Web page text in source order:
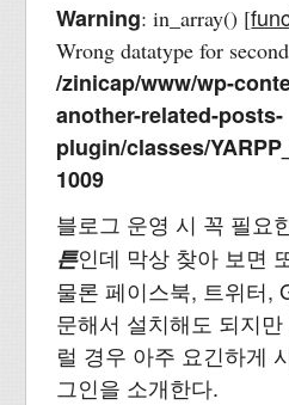
Warning: in_array() [
Wrong datatype for
/zinicap/www/wp-
another-related-posts-
plugin/classes/
1009
블로그 운영 시 꼭 필요
튼인데 막상 찾아 보면
물론 페이스북, 트위터,
문해서 설치해도 되지
럴 경우 아주 요긴하게
그인을 소개한다.